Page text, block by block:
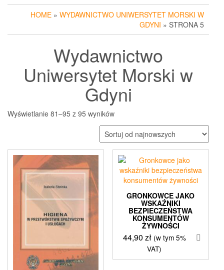
HOME » WYDAWNICTWO UNIWERSYTET MORSKI W
GDYNI » STRONA 5
Wydawnictwo
Uniwersytet Morski w
Gdyni
Wyświetlanie 81–95 z 95 wynikówPosortowane
według
najnowszych
GRONKOWCE JAKO
WSKAŹNIKI
BEZPIECZEŃSTWA
KONSUMENTÓW
ŻYWNOŚCI
44,90 zł (w tym 5%
VAT)